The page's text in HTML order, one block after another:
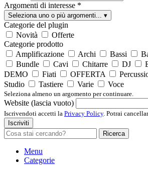
Argomenti di interesse *
Seleziona uno o più argomenti... ▾
Categorie del plugin
Novità
Offerte
Categorie prodotto
Amplificazione
Archi Bassi
Bundle
Cavi Chitarre DJ
DEMO
Fiati OFFERTA
Studio
Tastiere Varie Voce
Seleziona almeno un argomento per continuare.
Website (lascia vuoto)
Iscrivendoti accetti la Privacy Policy. Potrai
Iscriviti
Ricerca
Menu
Categorie